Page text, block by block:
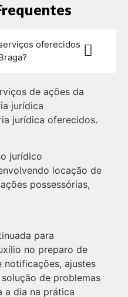
oferecidos
de ações da
jurídica
jurídica oferecidos.
jurídico
locação de
possessórias,
para
no preparo de
notificações, ajustes
de problemas
a dia na prática